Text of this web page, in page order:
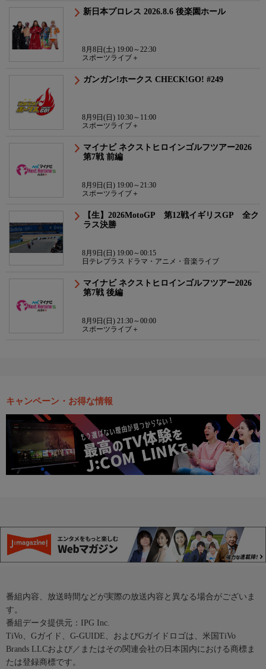
新日本プロレス 2026.8.6 後楽園ホール
8月8日(土) 19:00～22:30
スポーツライブ＋
ガンガン!ホークス CHECK!GO! #249
8月9日(日) 10:30～11:00
スポーツライブ＋
マイナビ ネクストヒロインゴルフツアー2026
第7戦 前編
8月9日(日) 19:00～21:30
スポーツライブ＋
【生】2026MotoGP 第12戦イギリスGP 全ク
ラス決勝
8月9日(日) 19:00～00:15
日テレプラス ドラマ・アニメ・音楽ライブ
マイナビ ネクストヒロインゴルフツアー2026
第7戦 後編
8月9日(日) 21:30～00:00
スポーツライブ＋
キャンペーン・お得な情報
番組内容、放送時間などが実際の放送内容と異なる場合がございま
す。
番組データ提供元：IPG Inc.
TiVo、Gガイド、G-GUIDE、およびGガイドロゴは、米国TiVo
Brands LLCおよび／またはその関連会社の日本国内における商標ま
たは登録商標です。